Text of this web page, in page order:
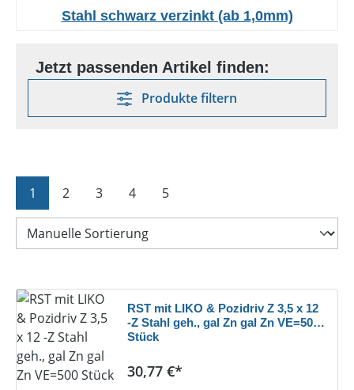
Stahl schwarz verzinkt (ab 1,0mm)
Produkte filtern
Seite
1 Seite
2 Seite
3 Seite
4 Seite
5
RST mit LIKO & Pozidriv Z 3,5 x 12
-Z Stahl geh., gal Zn gal Zn VE=500
Stück
Regulärer Preis:
30,77 €*